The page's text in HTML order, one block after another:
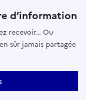
d’information
recevoir… Ou
sûr jamais partagée